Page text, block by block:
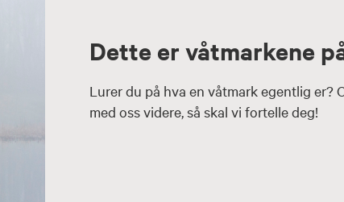
Dette er våtmarkene
Lurer du på hva en våtmark egentlig er?
med oss videre, så skal vi fortelle deg!